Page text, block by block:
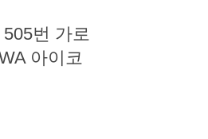
번 가로
아이코